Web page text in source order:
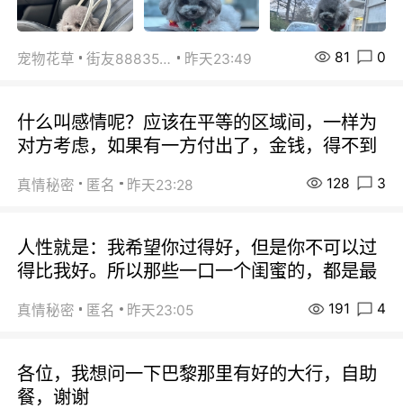
宠物花草 街友88835518 昨天23:49 81 0
什么叫感情呢？应该在平等的区域间，一样为
对方考虑，如果有一方付出了，金钱，得不到
真情秘密 匿名 昨天23:28 128 3
人性就是：我希望你过得好，但是你不可以过
得比我好。所以那些一口一个闺蜜的，都是最
真情秘密 匿名 昨天23:05 191 4
各位，我想问一下巴黎那里有好的大行，自助
餐，谢谢